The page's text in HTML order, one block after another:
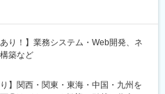
通り駅、近鉄名古屋駅、金沢駅、中
クホテル富山前、四条駅(京都市営)、
岡山駅前駅、胡町駅、高松築港駅、天
、湊川駅、小路駅、常盤駅(岡山県)、
(甘木鉄道線)、住之江公園駅、上前津
り！】業務システム・Web開発、ネ
築など
】関西・関東・東海・中国・九州を